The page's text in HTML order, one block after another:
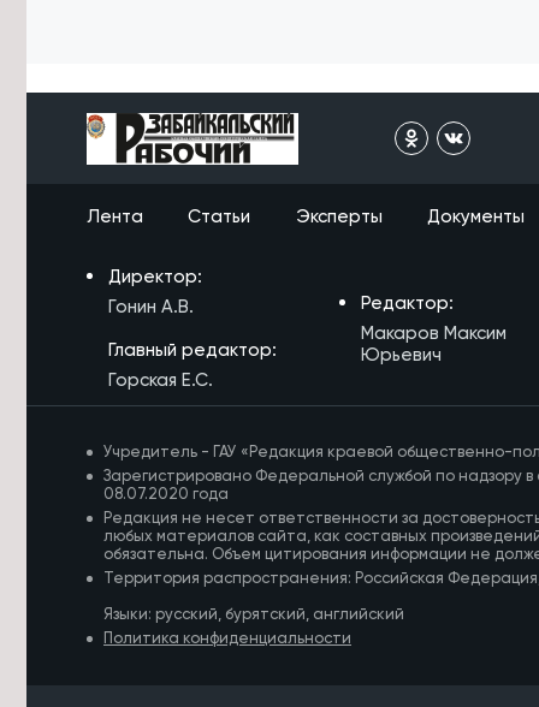
7/08/2026 в 15:38
Объём строительства в ДФО в 1,5
раза превышает
среднероссийский уровень
7/08/2026 в 15:21
двоих детей
Лента Статьи Эксперты Документы
Директор:
Гонин А.В.
Главный редактор:
Горская Е.С.
Редактор:
Макаров Максим
Юрьевич
Учредитель - ГАУ «Редакция краевой общественно-
Зарегистрировано Федеральной службой по надзору
08.07.2020 года
Редакция не несет ответственности за
любых материалов сайта, как составных
обязательна. Объем цитирования информации не
Территория распространения: Российская
Языки: русский, бурятский, английский
Политика конфиденциальности